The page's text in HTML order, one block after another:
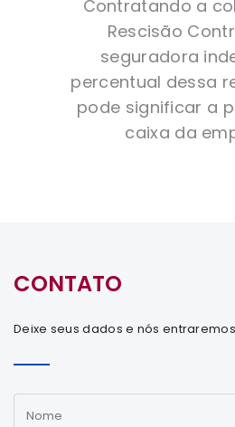
Contratando a
Rescisão
seguradora
percentual dessa
pode significar a
caixa da
CONTATO
Deixe seus dados e nós